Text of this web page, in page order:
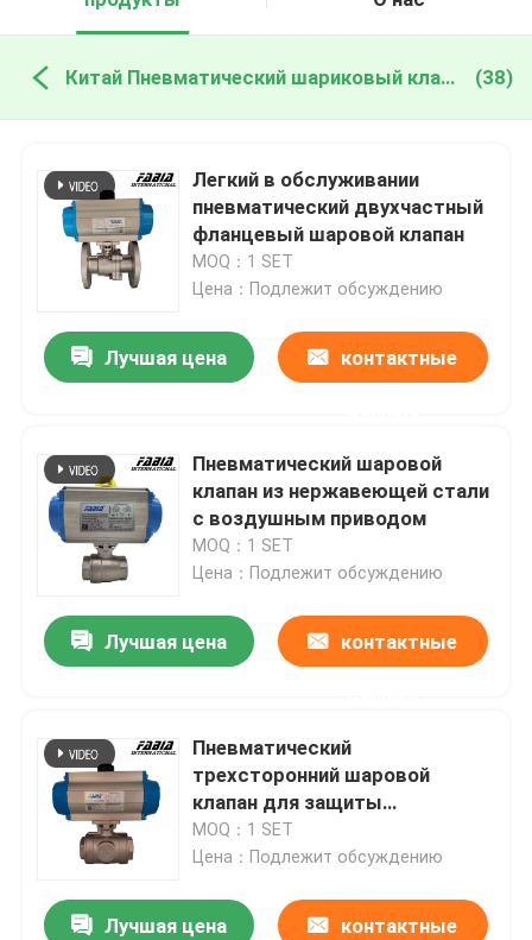
Китай Пневматический шариковый клапан (38)
Легкий в обслуживании
пневматический двухчастный
фланцевый шаровой клапан
MOQ：1 SET
Цена：Подлежит обсуждению
Лучшая цена контактные
Пневматический шаровой
клапан из нержавеющей стали
с воздушным приводом
MOQ：1 SET
Цена：Подлежит обсуждению
Лучшая цена контактные
Пневматический
трехсторонний шаровой
клапан для защиты
окружающей среды
MOQ：1 SET
Цена：Подлежит обсуждению
Лучшая цена контактные